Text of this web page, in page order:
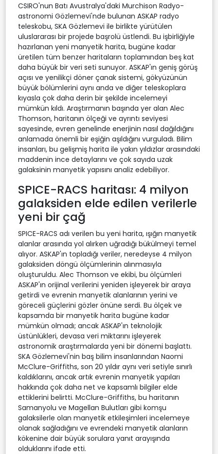
CSIRO'nun Batı Avustralya'daki Murchison Radyo-
astronomi Gözlemevi'nde bulunan ASKAP radyo
teleskobu, SKA Gözlemevi ile birlikte yürütülen
uluslararası bir projede başrolü üstlendi. Bu işbirliğiyle
hazırlanan yeni manyetik harita, bugüne kadar
üretilen tüm benzer haritaların toplamından beş kat
daha büyük bir veri seti sunuyor. ASKAP'ın geniş görüş
açısı ve yenilikçi döner çanak sistemi, gökyüzünün
büyük bölümlerini aynı anda ve diğer teleskoplara
kıyasla çok daha derin bir şekilde incelemeyi
mümkün kıldı. Araştırmanın başında yer alan Alec
Thomson, haritanın ölçeği ve ayrıntı seviyesi
sayesinde, evren genelinde enerjinin nasıl dağıldığını
anlamada önemli bir eşiğin aşıldığını vurguladı. Bilim
insanları, bu gelişmiş harita ile yakın yıldızlar arasındaki
maddenin ince detaylarını ve çok sayıda uzak
galaksinin manyetik yapısını analiz edebiliyor.
SPICE-RACS haritası: 4 milyon
galaksiden elde edilen verilerle
yeni bir çağ
SPICE-RACS adı verilen bu yeni harita, ışığın manyetik
alanlar arasında yol alırken uğradığı bükülmeyi temel
alıyor. ASKAP'ın topladığı veriler, neredeyse 4 milyon
galaksiden döngü ölçümlerinin alınmasıyla
oluşturuldu. Alec Thomson ve ekibi, bu ölçümleri
ASKAP'ın orijinal verilerini yeniden işleyerek bir araya
getirdi ve evrenin manyetik alanlarının yerini ve
göreceli güçlerini gözler önüne serdi. Bu ölçek ve
kapsamda bir manyetik harita bugüne kadar
mümkün olmadı; ancak ASKAP'ın teknolojik
üstünlükleri, devasa veri miktarını işleyerek
astronomik araştırmalarda yeni bir dönemi başlattı.
SKA Gözlemevi'nin baş bilim insanlarından Naomi
McClure-Griffiths, son 20 yıldır aynı veri setiyle sınırlı
kaldıklarını, ancak artık evrenin manyetik yapıları
hakkında çok daha net ve kapsamlı bilgiler elde
ettiklerini belirtti. McClure-Griffiths, bu haritanın
Samanyolu ve Magellan Bulutları gibi komşu
galaksilerle olan manyetik etkileşimleri incelemeye
olanak sağladığını ve evrendeki manyetik alanların
kökenine dair büyük sorulara yanıt arayışında
olduklarını ifade etti.